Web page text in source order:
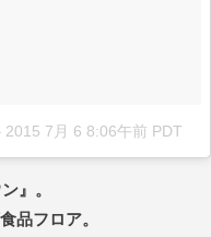
2015 7月 6 8:06午前 PDT
』。
品フロア。